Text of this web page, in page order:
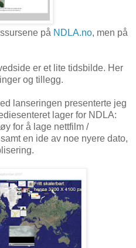
på NDLA.no, men på
er et lite tidsbilde. Her
og tillegg.
lanseringen presenterte jeg
lager for NDLA:
for å lage nettfilm /
en ide av noe nyere dato,